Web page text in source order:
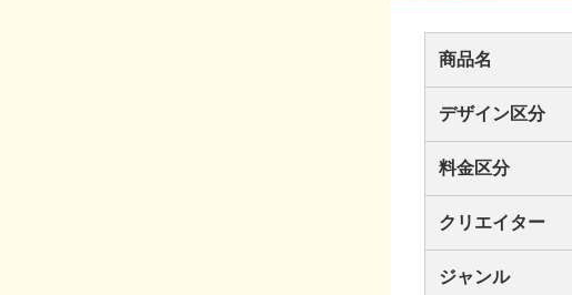
商品名
デザイン区分
料金区分
クリエイター
ジャンル